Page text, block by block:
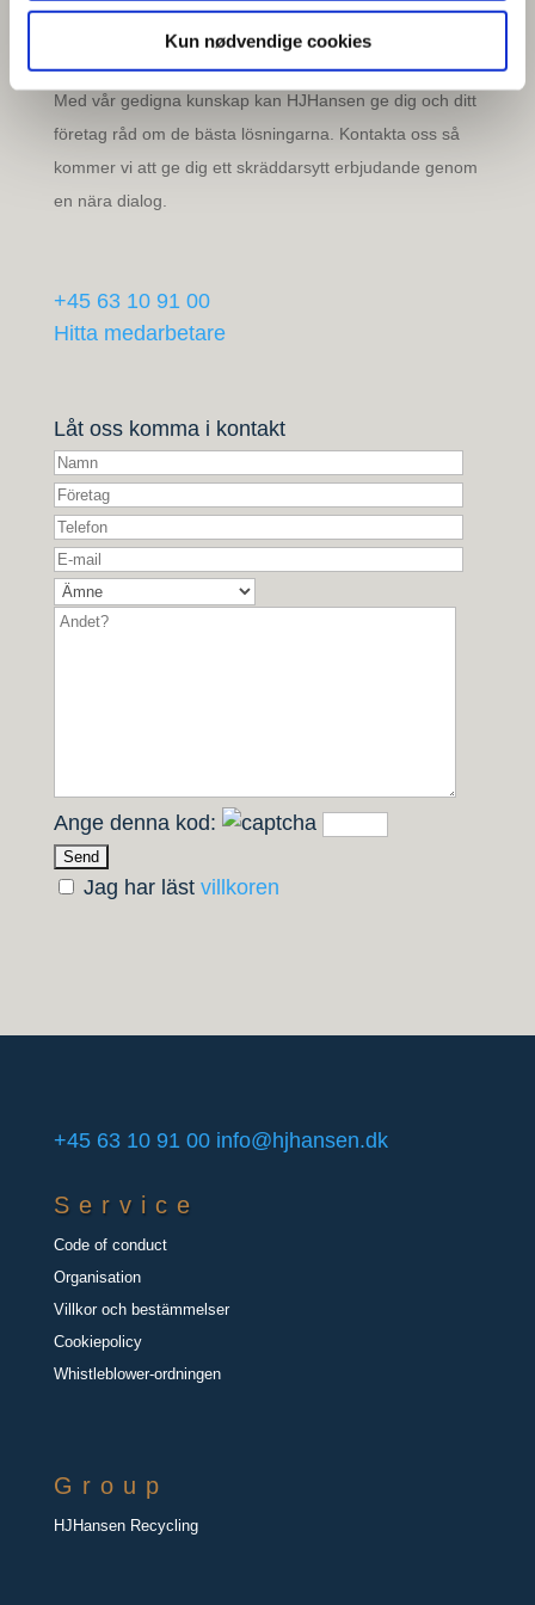
Kun nødvendige cookies
Kontakta oss -
Ring eller mejla
Med vår gedigna kunskap kan HJHansen ge dig och ditt
företag råd om de bästa lösningarna. Kontakta oss så
kommer vi att ge dig ett skräddarsytt erbjudande genom
en nära dialog.
+45 63 10 91 00
Hitta medarbetare
Låt oss komma i kontakt
Ange denna kod:
Jag har läst villkoren
+45 63 10 91 00 info@hjhansen.dk
Service
Code of conduct
Organisation
Villkor och bestämmelser
Cookiepolicy
Whistleblower-ordningen
Group
HJHansen Recycling